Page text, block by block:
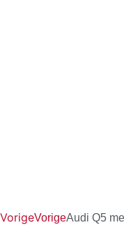
VorigeVorigeAudi Q5